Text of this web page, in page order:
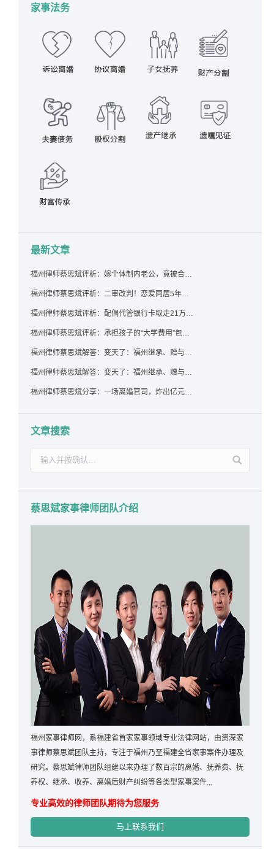
家事法务
最新文章
福州律师蔡思斌评析：嫁个体制内老公，竟被合伙设局背上近百万债务，婚前不查征信真要命！
福州律师蔡思斌评析：二审改判！恋爱同居5年为女友买车，分手后能要回吗？
福州律师蔡思斌评析：配偶代管银行卡取走21万，离婚后这笔钱还要得回来吗？
福州律师蔡思斌评析：承担孩子的“大学费用”包括高额留学费用吗？
福州律师蔡思斌解答：变天了：福州继承、赠与房产转让要收20%个税？福州国税官方回复来了！
福州律师蔡思斌解答：变天了：福州继承、赠与房产转让要收20%个税？福州国税官方回答来了！
福州律师蔡思斌分享：一场离婚官司，炸出亿元“糊涂账”：本想分割家产，结果“自爆”了家底
文章搜索
蔡思斌家事律师团队介绍
福州家事律师网，系福建省首家家事领域专业法律网站，由资深家
事律师蔡思斌团队主持，专注于福州乃至福建全省家事案件办理及
研究。蔡思斌律师团队组建以来办理了数百宗的离婚、抚养费、抚
养权、继承、收养、离婚后财产纠纷等各类型家事案件...
专业高效的律师团队期待为您服务
马上联系我们